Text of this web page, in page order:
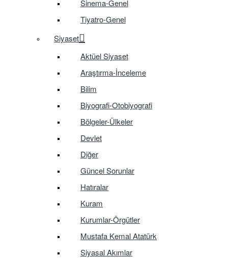
Sinema-Genel
Tiyatro-Genel
Siyaset
Aktüel Siyaset
Araştırma-İnceleme
Bilim
Biyografi-Otobiyografi
Bölgeler-Ülkeler
Devlet
Diğer
Güncel Sorunlar
Hatıralar
Kuram
Kurumlar-Örgütler
Mustafa Kemal Atatürk
Siyasal Akımlar